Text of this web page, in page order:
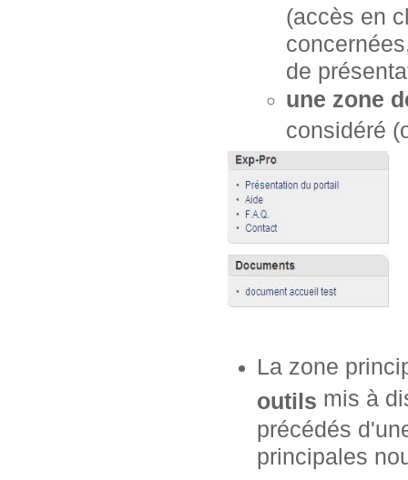
(accès en
de
une zone
considéré
La zone
outils mis à
précédés
principales